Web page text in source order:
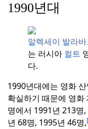
1990년대
알렉세이 발라
는 러시아 컬트
다.
1990년대에는 영화
확실하기 때문에 영화
명에서 1991년 213명
년 68명, 1995년 46명,